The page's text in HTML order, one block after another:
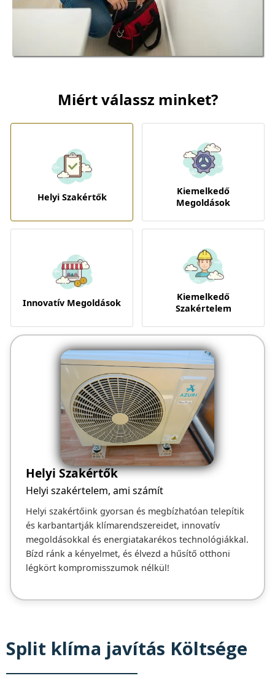
Miért válassz minket?
Helyi Szakértők
Kiemelkedő
Megoldások
Innovatív Megoldások
Kiemelkedő
Szakértelem
Helyi Szakértők
Helyi szakértelem, ami számít
Helyi szakértőink gyorsan és megbízhatóan telepítik
és karbantartják klímarendszereidet, innovatív
megoldásokkal és energiatakarékos technológiákkal.
Bízd ránk a kényelmet, és élvezd a hűsítő otthoni
légkört kompromisszumok nélkül!
Split klíma javítás Költsége